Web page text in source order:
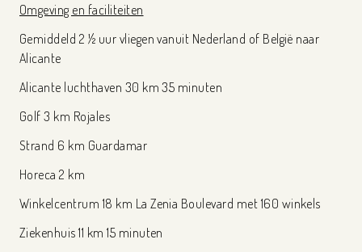
Omgeving en faciliteiten
Gemiddeld 2 ½ uur vliegen vanuit Nederland of België naar
Alicante
Alicante luchthaven 30 km 35 minuten
Golf 3 km Rojales
Strand 6 km Guardamar
Horeca 2 km
Winkelcentrum 18 km La Zenia Boulevard met 160 winkels
Ziekenhuis 11 km 15 minuten